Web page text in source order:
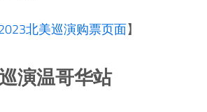
北美巡演购票页面】
演温哥华站